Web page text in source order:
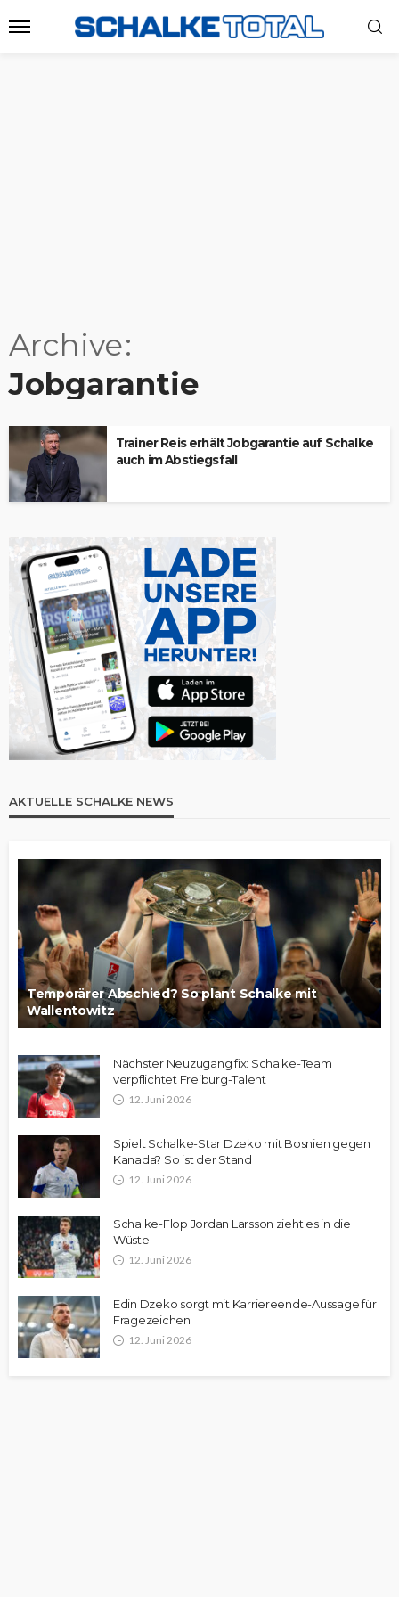
Archive
Jobgarantie
Trainer Reis erhält Jobgarantie auf Schalke
auch im Abstiegsfall
AKTUELLE SCHALKE NEWS
Temporärer Abschied? So plant Schalke mit
Wallentowitz
Nächster Neuzugang fix: Schalke-Team
verpflichtet Freiburg-Talent
12. Juni 2026
Spielt Schalke-Star Dzeko mit Bosnien gegen
Kanada? So ist der Stand
12. Juni 2026
Schalke-Flop Jordan Larsson zieht es in die
Wüste
12. Juni 2026
Edin Dzeko sorgt mit Karriereende-Aussage für
Fragezeichen
12. Juni 2026